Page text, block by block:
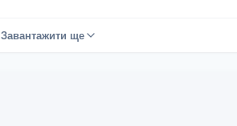
Завантажити ще